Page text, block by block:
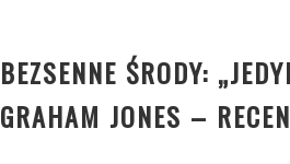
BEZSENNE ŚRODY:
GRAHAM JONES –